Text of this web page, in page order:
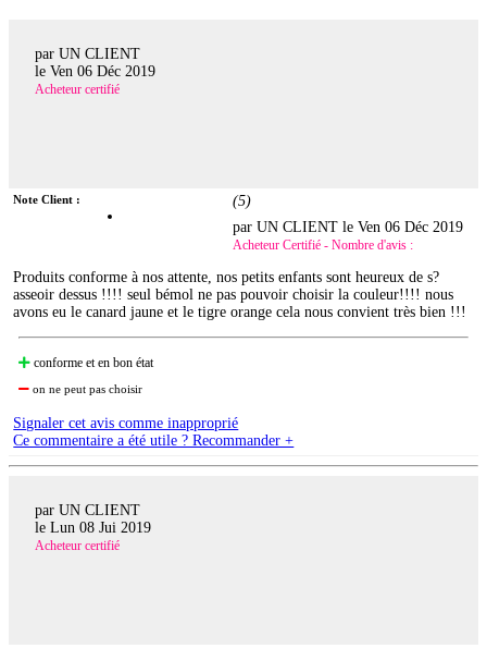
par UN CLIENT
le Ven 06 Déc 2019
Acheteur certifié
Note Client : (5)
par UN CLIENT leVen 06 Déc 2019
Acheteur Certifié - Nombre d'avis :
Produits conforme à nos attente, nos petits enfants sont heureux de s?
asseoir dessus !!!! seul bémol ne pas pouvoir choisir la couleur!!!! nous
avons eu le canard jaune et le tigre orange cela nous convient très bien !!!
conforme et en bon état
on ne peut pas choisir
Signaler cet avis comme inapproprié
Ce commentaire a été utile ? Recommander +
par UN CLIENT
le Lun 08 Jui 2019
Acheteur certifié